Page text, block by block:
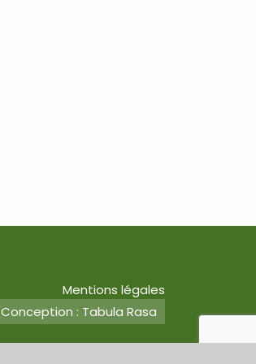
Mentions légales
Conception : Tabula Rasa